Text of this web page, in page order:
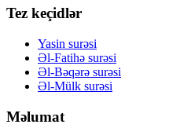
Tez keçidlər
Yasin surəsi
Əl-Fatihə surəsi
Əl-Bəqərə surəsi
Əl-Mülk surəsi
Məlumat